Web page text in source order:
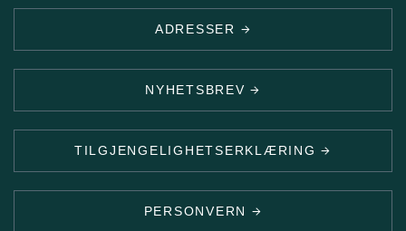
ADRESSER
NYHETSBREV
TILGJENGELIGHETSERKLÆRING
PERSONVERN